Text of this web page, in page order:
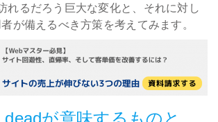
れるだろう巨大な変化と、それに対し
が備えるべき方策を考えてみます。